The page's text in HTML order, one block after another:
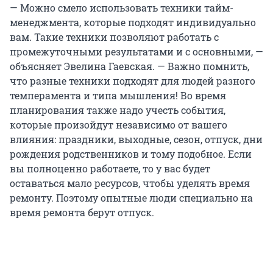
— Можно смело использовать техники тайм-
менеджмента, которые подходят индивидуально
вам. Такие техники позволяют работать с
промежуточными результатами и с основными, —
объясняет Эвелина Гаевская. — Важно помнить,
что разные техники подходят для людей разного
темперамента и типа мышления! Во время
планирования также надо учесть события,
которые произойдут независимо от вашего
влияния: праздники, выходные, сезон, отпуск, дни
рождения родственников и тому подобное. Если
вы полноценно работаете, то у вас будет
оставаться мало ресурсов, чтобы уделять время
ремонту. Поэтому опытные люди специально на
время ремонта берут отпуск.